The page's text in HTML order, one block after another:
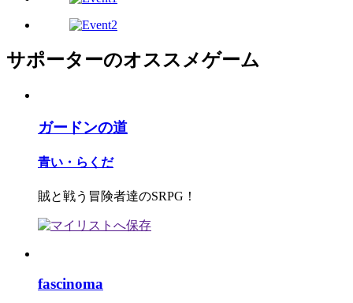
サポーターのオススメゲーム
ガードンの道
青い・らくだ
賊と戦う冒険者達のSRPG！
fascinoma